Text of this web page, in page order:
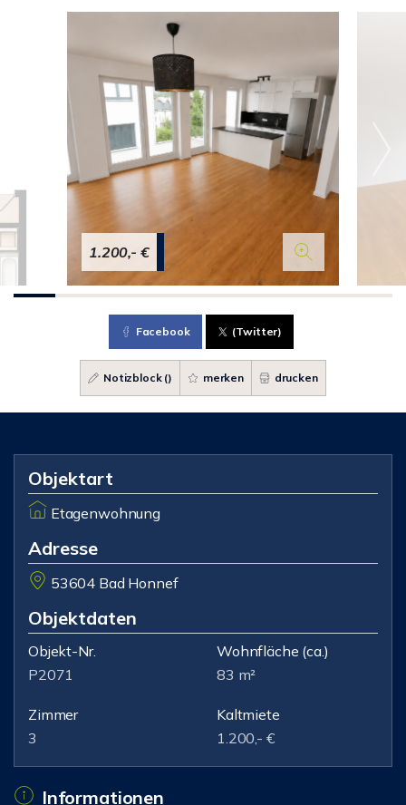
1.200,- €
Facebook (Twitter)
Notizblock () merken drucken
Objektart
Etagenwohnung
Adresse
53604 Bad Honnef
Objektdaten
Objekt-Nr.
P2071
Wohnfläche (ca.)
83 m²
Zimmer
3
Kaltmiete
1.200,- €
Informationen